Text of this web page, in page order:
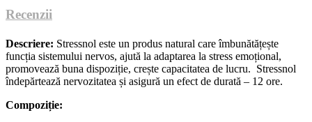
Recenzii
Descriere: Stressnol este un produs natural care îmbunătățește
funcția sistemului nervos, ajută la adaptarea la stress emoțional,
promovează buna dispoziție, crește capacitatea de lucru. Stressnol
îndepărtează nervozitatea și asigură un efect de durată – 12 ore.
Compoziție: